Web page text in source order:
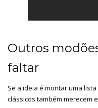
Outros
faltar
Se a ideia é montar uma
clássicos também merecem